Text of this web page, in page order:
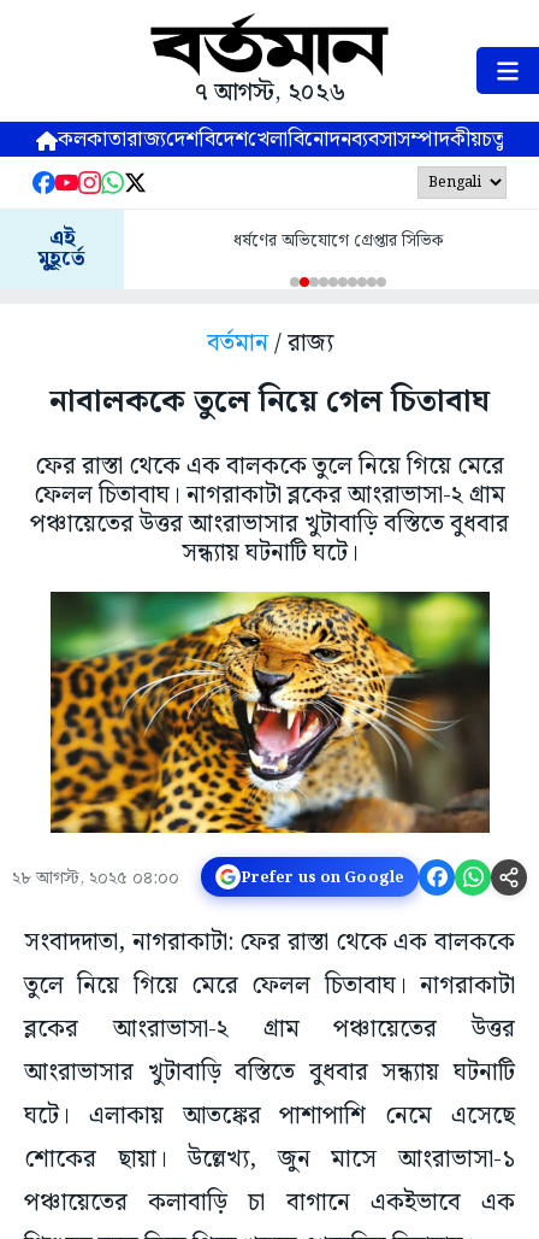
৭ আগস্ট, ২০২৬
কলকাতারাজ্যদেশবিদেশখেলাবিনোদনব্যবসাসম্পাদকীয়
এই
মুহূর্তে
ধর্ষণের অভিযোগে গ্রেপ্তার সিভিক
বর্তমান/ রাজ্য
নাবালককে তুলে নিয়ে গেল চিতাবাঘ
ফের রাস্তা থেকে এক বালককে তুলে নিয়ে গিয়ে মেরে
ফেলল চিতাবাঘ। নাগরাকাটা ব্লকের আংরাভাসা-২ গ্রাম
পঞ্চায়েতের উত্তর আংরাভাসার খুটাবাড়ি বস্তিতে বুধবার
সন্ধ্যায় ঘটনাটি ঘটে।
২৮ আগস্ট, ২০২৫ ০৪:০০ Prefer us on Google
সংবাদদাতা, নাগরাকাটা: ফের রাস্তা থেকে এক বালককে
তুলে নিয়ে গিয়ে মেরে ফেলল চিতাবাঘ। নাগরাকাটা
ব্লকের আংরাভাসা-২ গ্রাম পঞ্চায়েতের উত্তর
আংরাভাসার খুটাবাড়ি বস্তিতে বুধবার সন্ধ্যায় ঘটনাটি
ঘটে। এলাকায় আতঙ্কের পাশাপাশি নেমে এসেছে
শোকের ছায়া। উল্লেখ্য, জুন মাসে আংরাভাসা-১
পঞ্চায়েতের কলাবাড়ি চা বাগানে একইভাবে এক